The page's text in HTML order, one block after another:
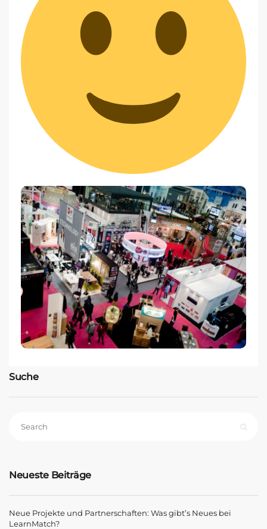
Suche
Neueste Beiträge
Neue Projekte und Partnerschaften: Was gibt’s Neues bei
LearnMatch?